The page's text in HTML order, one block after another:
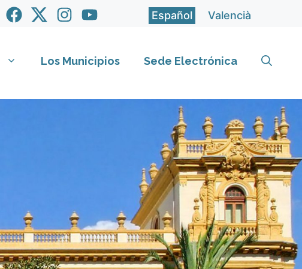
Español Valencià
Los Municipios Sede Electrónica